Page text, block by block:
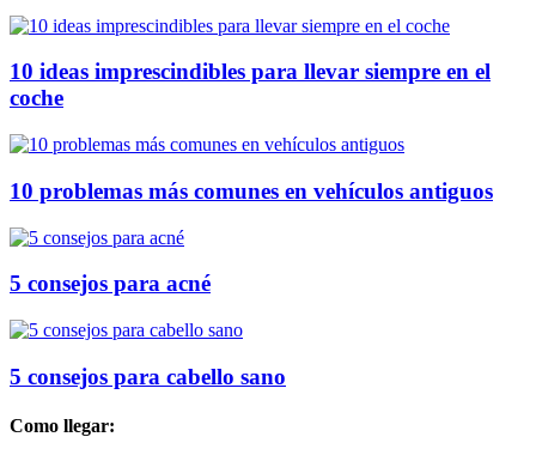
10 ideas imprescindibles para llevar siempre en el
coche
10 problemas más comunes en vehículos antiguos
5 consejos para acné
5 consejos para cabello sano
Como llegar: